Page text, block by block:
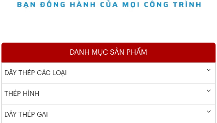
DANH MỤC SẢN PHẨM
DÂY THÉP CÁC LOẠI
THÉP HÌNH
DÂY THÉP GAI